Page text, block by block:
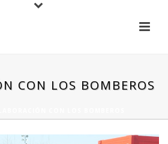
CON LOS BOMBEROS